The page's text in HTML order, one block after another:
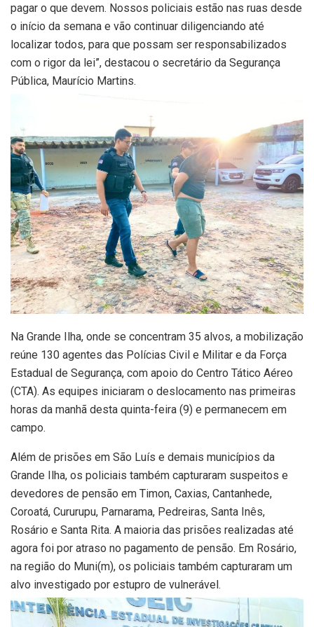
pagar o que devem. Nossos policiais estão nas ruas desde
o início da semana e vão continuar diligenciando até
localizar todos, para que possam ser responsabilizados
com o rigor da lei”, destacou o secretário da Segurança
Pública, Maurício Martins.
Na Grande Ilha, onde se concentram 35 alvos, a mobilização
reúne 130 agentes das Polícias Civil e Militar e da Força
Estadual de Segurança, com apoio do Centro Tático Aéreo
(CTA). As equipes iniciaram o deslocamento nas primeiras
horas da manhã desta quinta-feira (9) e permanecem em
campo.
Além de prisões em São Luís e demais municípios da
Grande Ilha, os policiais também capturaram suspeitos e
devedores de pensão em Timon, Caxias, Cantanhede,
Coroatá, Cururupu, Parnarama, Pedreiras, Santa Inês,
Rosário e Santa Rita. A maioria das prisões realizadas até
agora foi por atraso no pagamento de pensão. Em Rosário,
na região do Muni(m), os policiais também capturaram um
alvo investigado por estupro de vulnerável.